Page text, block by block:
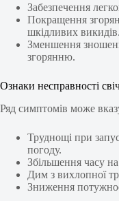
Забезпечення
Покращення
шкідливих викидів.
Зменшення
згорянню.
Ознаки несправності
Ряд симптомів може
Труднощі при
погоду.
Збільшення часу
Дим з вихлопної
Зниження